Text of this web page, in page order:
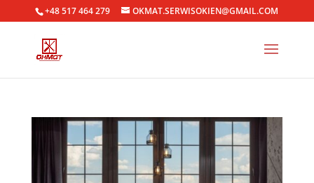
+48 517 464 279 OKMAT.SERWISOKIEN@GMAIL.COM